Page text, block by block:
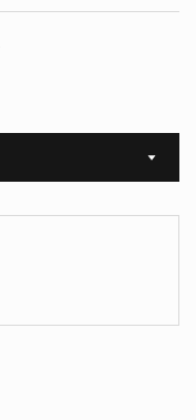
Sort